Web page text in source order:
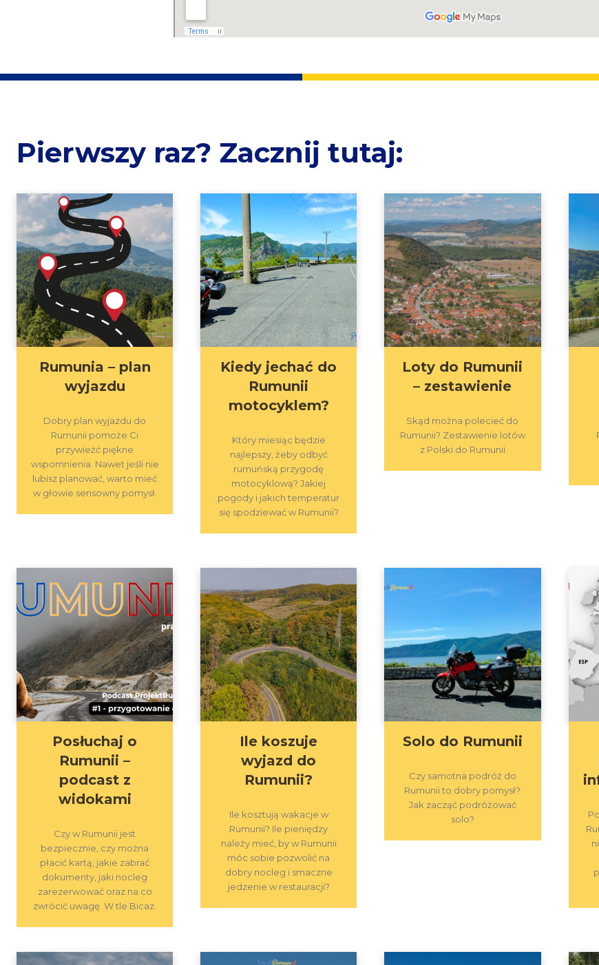
Pierwszy raz? Zacznij tutaj:
Rumunia – plan
wyjazdu
Dobry plan wyjazdu do
Rumunii pomoże Ci
przywieźć piękne
wspomnienia. Nawet jeśli nie
lubisz planować, warto mieć
w głowie sensowny pomysł.
Kiedy jechać do
Rumunii
motocyklem?
Który miesiąc będzie
najlepszy, żeby odbyć
rumuńską przygodę
motocyklową? Jakiej
pogody i jakich temperatur
się spodziewać w Rumunii?
Loty do Rumunii
– zestawienie
Skąd można polecieć do
Rumunii? Zestawienie lotów
z Polski do Rumunii
Posłuchaj o
Rumunii –
podcast z
widokami
Czy w Rumunii jest
bezpiecznie, czy można
płacić kartą, jakie zabrać
dokumenty, jaki nocleg
zarezerwować oraz na co
zwrócić uwagę. W tle Bicaz.
Ile koszuje
wyjazd do
Rumunii?
Ile kosztują wakacje w
Rumunii? Ile pieniędzy
należy mieć, by w Rumunii
móc sobie pozwolić na
dobry nocleg i smaczne
jedzenie w restauracji?
Solo do Rumunii
Czy samotna podróż do
Rumunii to dobry pomysł?
Jak zacząć podróżować
solo?